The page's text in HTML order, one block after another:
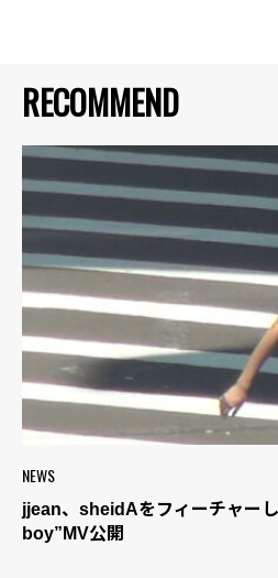
RECOMMEND
NEWS
jjean、sheidAをフィーチャー
boy”MV公開